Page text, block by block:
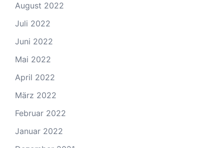
August 2022
Juli 2022
Juni 2022
Mai 2022
April 2022
März 2022
Februar 2022
Januar 2022